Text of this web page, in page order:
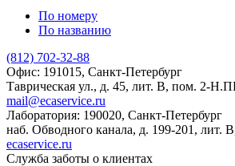
По номеру
По названию
(812) 702-32-88
Офис: 191015, Санкт-Петербург
Таврическая ул., д. 45, лит. В, пом. 2-Н.
mail@ecaservice.ru
Лаборатория: 190020, Санкт-Петербург
наб. Обводного канала, д. 199-201, лит.
ecaservice.ru
Служба заботы о клиентах